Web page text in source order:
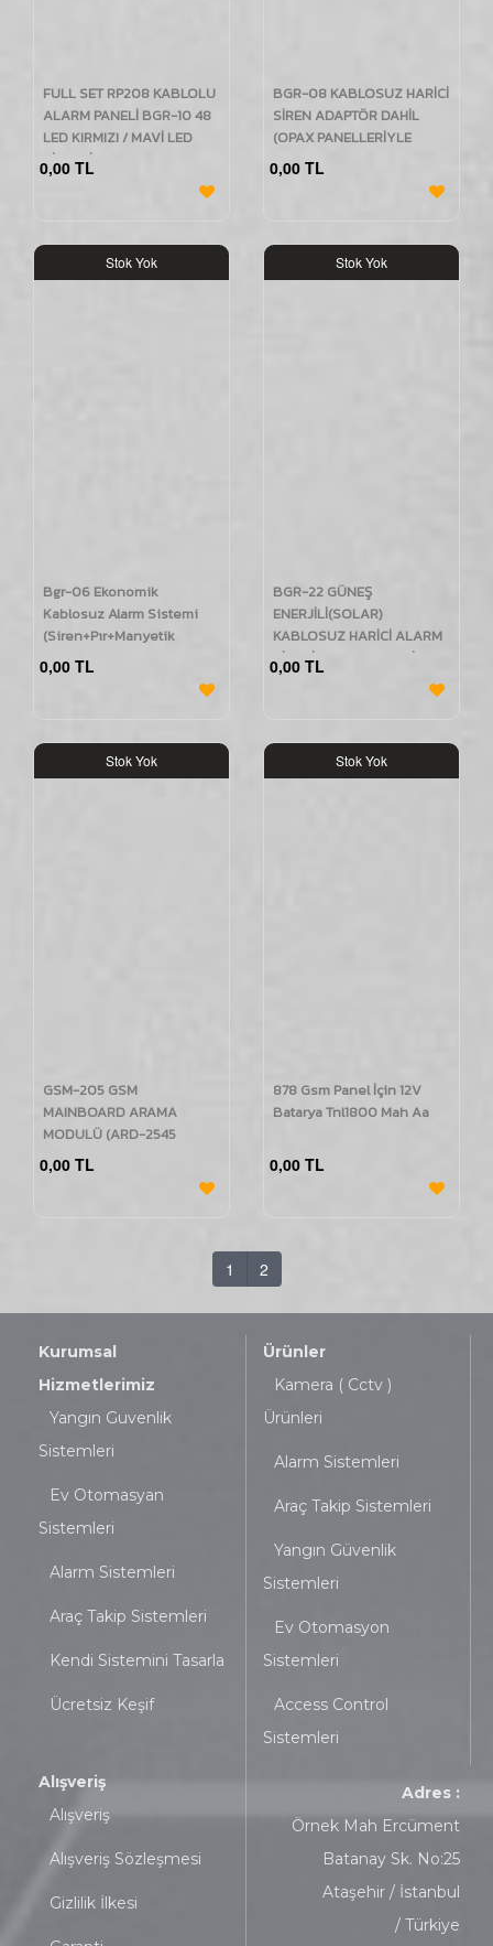
FULL SET RP208 KABLOLU
ALARM PANELİ BGR-10 48
LED KIRMIZI / MAVİ LED
SİRENLİ ve IDO112
KUMANDALI
0,00 TL
BGR-08 KABLOSUZ HARİCİ
SİREN ADAPTÖR DAHİL
(OPAX PANELLERİYLE
UYUMLU)
0,00 TL
Stok Yok
Bgr-06 Ekonomik
Kablosuz Alarm Sistemi
(Siren+Pır+Manyetik
Kontak+2
Kumanda+Adaptör)
0,00 TL
Stok Yok
BGR-22 GÜNEŞ
ENERJİLİ(SOLAR)
KABLOSUZ HARİCİ ALARM
SİRENİ (KIRMIZI / MAVİ /
POLİS)
0,00 TL
Stok Yok
GSM-205 GSM
MAINBOARD ARAMA
MODULÜ (ARD-2545
PANEL UYUMLU)
0,00 TL
Stok Yok
878 Gsm Panel İçin 12V
Batarya Tnl1800 Mah Aa
0,00 TL
1 2
Kurumsal
Hizmetlerimiz
Yangın Guvenlik
Sistemleri
Ev Otomasyan
Sistemleri
Alarm Sistemleri
Araç Takip Sistemleri
Kendi Sistemini Tasarla
Ücretsiz Keşif
Ürünler
Kamera ( Cctv )
Ürünleri
Alarm Sistemleri
Araç Takip Sistemleri
Yangın Güvenlik
Sistemleri
Ev Otomasyon
Sistemleri
Access Control
Sistemleri
Alışveriş
Alışveriş
Alışveriş Sözleşmesi
Gizlilik İlkesi
Adres :
Örnek Mah Ercüment
Batanay Sk. No:25
Ataşehir / İstanbul
/ Türkiye